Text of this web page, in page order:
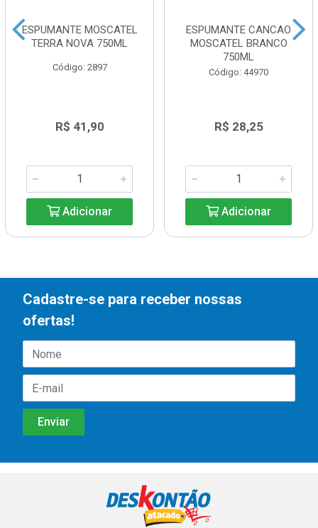
ESPUMANTE MOSCATEL
TERRA NOVA 750ML
Código: 2897
R$ 41,90
Adicionar
ESPUMANTE CANCAO
MOSCATEL BRANCO
750ML
Código: 44970
R$ 28,25
Adicionar
Cadastre-se para receber nossas
ofertas!